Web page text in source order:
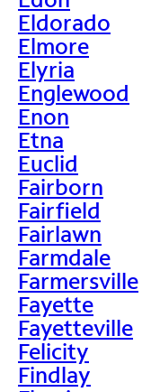
Eldorado
Elmore
Elyria
Englewood
Enon
Etna
Euclid
Fairborn
Fairfield
Fairlawn
Farmdale
Farmersville
Fayette
Fayetteville
Felicity
Findlay